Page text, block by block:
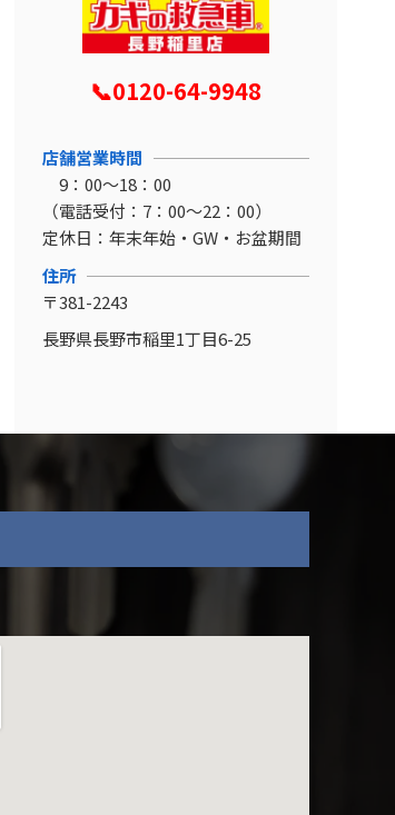
📞0120-64-9948
店舗営業時間
9：00～18：00
（電話受付：7：00～22：00）
定休日： 年末年始・GW・お盆期間
住所
〒381-2243
長野県長野市稲里1丁目6-25